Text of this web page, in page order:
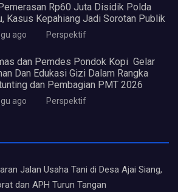
Rp60 Juta Disidik Polda
Kasus Kepahiang Jadi Sorotan Publik
ago Perspektif
dan Pemdes Pondok Kopi Gelar
Dan Edukasi Gizi Dalam Rangka
dan Pembagian PMT 2026
ago Perspektif
Jalan Usaha Tani di Desa Ajai Siang,
dan APH Turun Tangan